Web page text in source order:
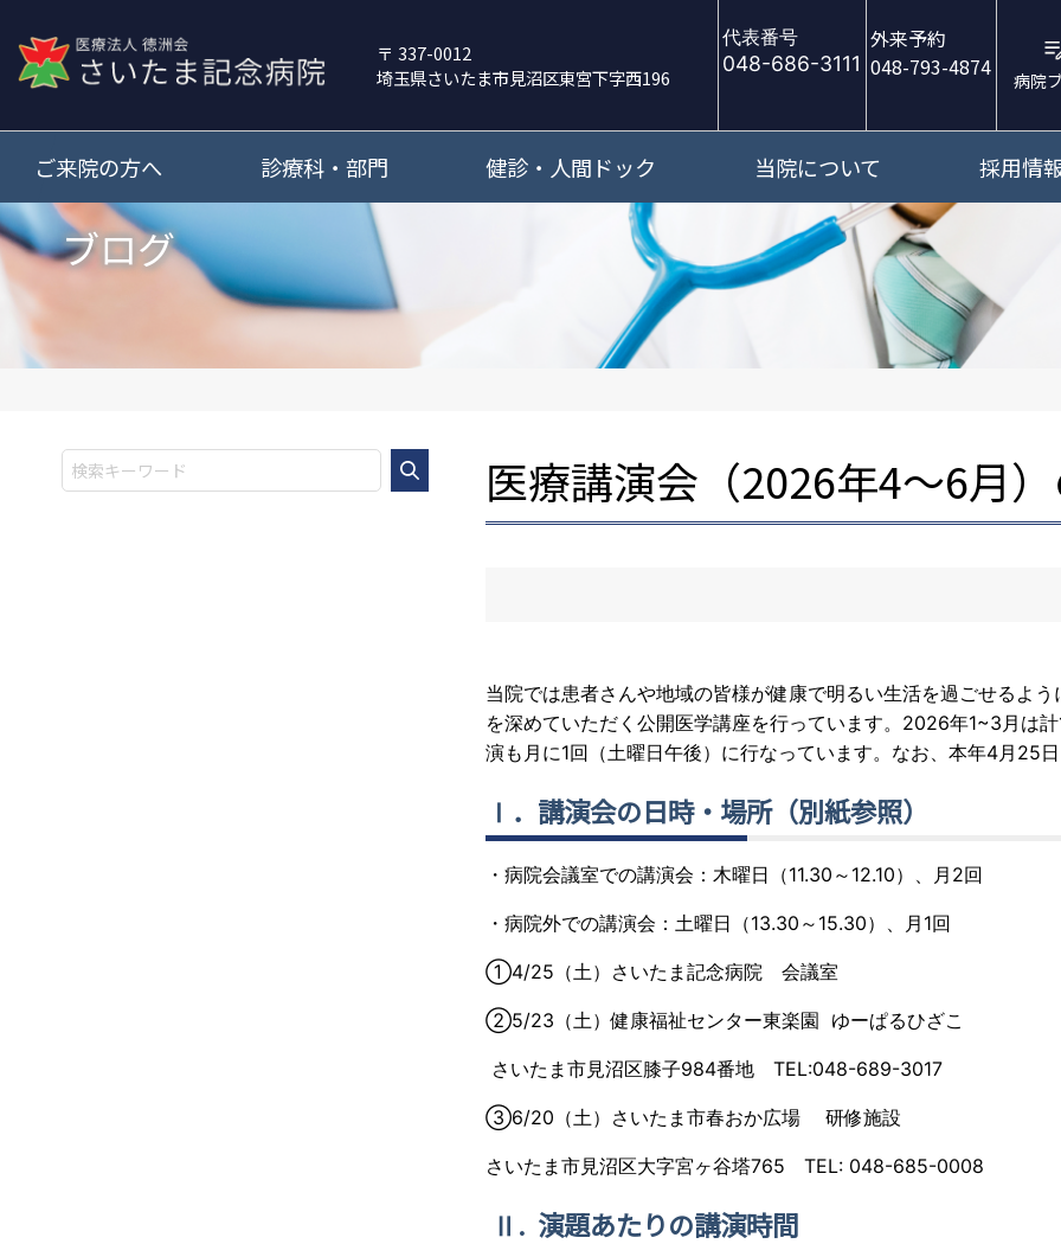
337-0012
埼玉県さいたま市見沼区東宮下字西196
代表番号
048-686-3111
外来予約
048-793-4874
病院
ご来院の方へ 診療科・部門 健診・人間ドック 当院について 採用情
ブログ
医療講演会（2026年4～6月
当院では患者さんや地域の皆様が健康で明るい生活を過ごせるよ
を深めていただく公開医学講座を行っています。2026年1~3月は
演も月に1回（土曜日午後）に行なっています。なお、本年4月25
Ⅰ．講演会の日時・場所（別紙参照）
・病院会議室での講演会：木曜日 （11.30～12.10）、月2回
・病院外での講演会：土曜日 （13.30～15.30）、月1回
①4/25（土）さいたま記念病院 会議室
②5/23（土）健康福祉センター東楽園 ゆーぱるひざこ
さいたま市見沼区膝子984番地 TEL:048-689-3017
③6/20（土）さいたま市春おか広場 研修施設
さいたま市見沼区大字宮ヶ谷塔765 TEL: 048-685-0008
Ⅱ. 演題あたりの講演時間